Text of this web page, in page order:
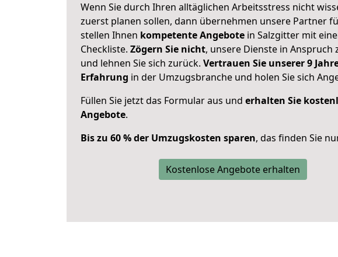
Wenn Sie durch Ihren alltäglichen Arbeitsstress nicht
zuerst planen sollen, dann übernehmen unsere Partner
stellen Ihnen kompetente Angebote in Salzgitter mit
Checkliste. Zögern Sie nicht, unsere Dienste in Anspruch
und lehnen Sie sich zurück. Vertrauen Sie unserer 9
Erfahrung in der Umzugsbranche und holen Sie sich
Füllen Sie jetzt das Formular aus und erhalten Sie
Angebote.
Bis zu 60 % der Umzugskosten sparen, das finden Sie
Kostenlose Angebote erhalten